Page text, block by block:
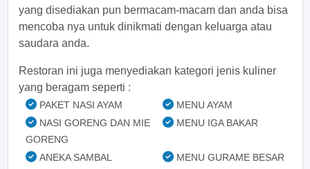
yang disediakan pun bermacam-macam dan anda bisa
mencoba nya untuk dinikmati dengan keluarga atau
saudara anda.
Restoran ini juga menyediakan kategori jenis kuliner
yang beragam seperti :
PAKET NASI AYAM
MENU AYAM
NASI GORENG DAN MIE
GORENG
MENU IGA BAKAR
ANEKA SAMBAL
MENU GURAME BESAR